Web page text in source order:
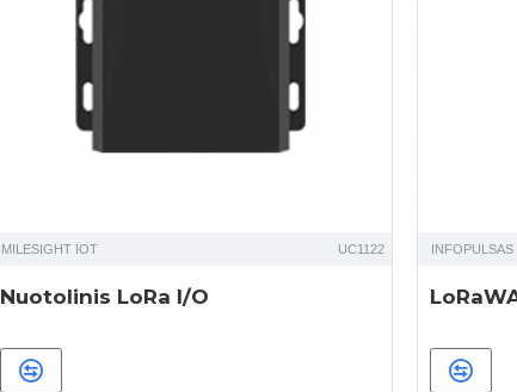
MILESIGHT IOT UC1122
Nuotolinis LoRa I/O
INFOPULSAS